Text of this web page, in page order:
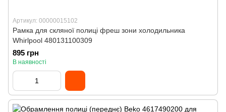
Артикул: 00000015102
Рамка для скляної полиці фреш зони холодильника
Whirlpool 480131100309
895 грн
В наявності